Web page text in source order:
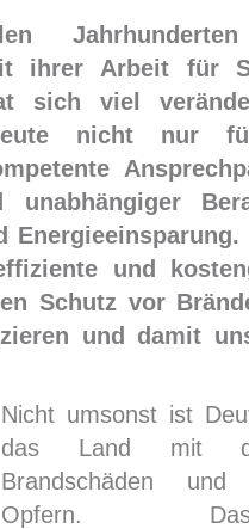
ihrer Arbeit für
sich viel
nicht nur
unabhängiger
Energieeinsparung.
und
Schutz vor
und damit
Nicht umsonst ist
das Land mit
Brandschäden und
Opfern.